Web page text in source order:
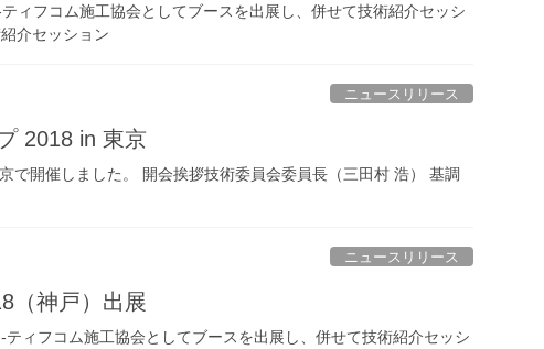
ィフコム施工協会としてブースを出展し、併せて技術紹介セッシ
介セッション
ニュースリリース
2018 in 東京
で開催しました。 開会挨拶技術委員会委員長（三田村 浩） 基調
ニュースリリース
（神戸）出展
ィフコム施工協会としてブースを出展し、併せて技術紹介セッシ